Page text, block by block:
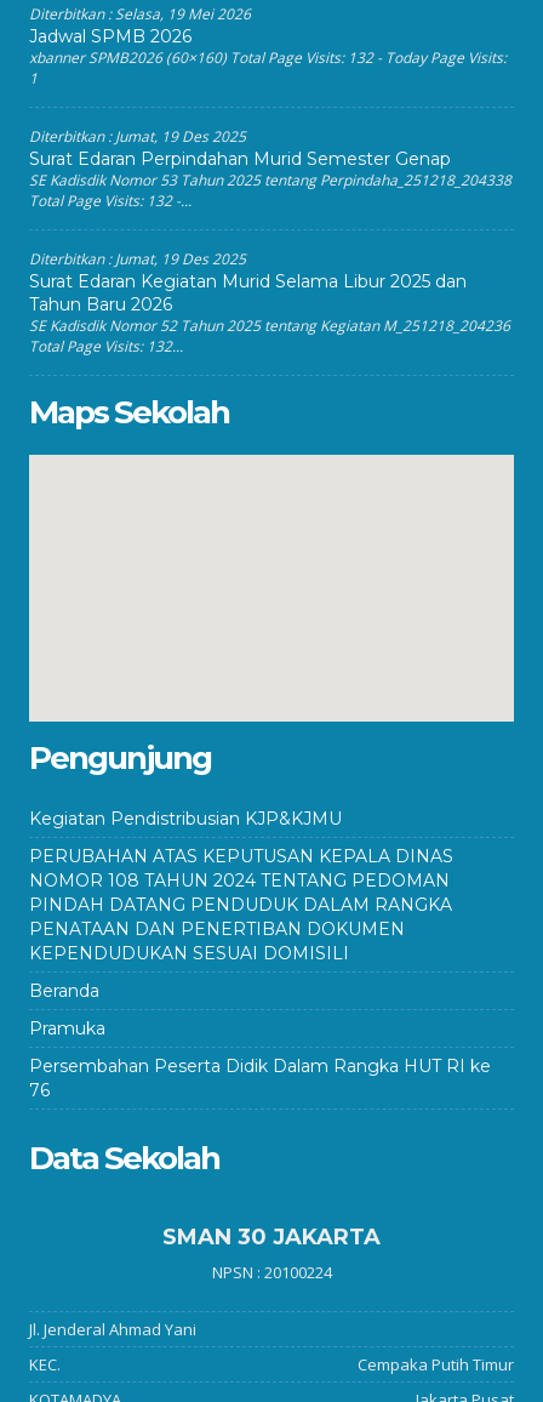
Diterbitkan :Selasa, 19 Mei 2026
Jadwal SPMB 2026
xbanner SPMB2026 (60×160) Total Page Visits: 132 - Today Page Visits:
1
Diterbitkan :Jumat, 19 Des 2025
Surat Edaran Perpindahan Murid Semester Genap
SE Kadisdik Nomor 53 Tahun 2025 tentang Perpindaha_251218_204338
Total Page Visits: 132 -...
Diterbitkan :Jumat, 19 Des 2025
Surat Edaran Kegiatan Murid Selama Libur 2025 dan
Tahun Baru 2026
SE Kadisdik Nomor 52 Tahun 2025 tentang Kegiatan M_251218_204236
Total Page Visits: 132...
Maps Sekolah
Pengunjung
Kegiatan Pendistribusian KJP&KJMU
PERUBAHAN ATAS KEPUTUSAN KEPALA DINAS
NOMOR 108 TAHUN 2024 TENTANG PEDOMAN
PINDAH DATANG PENDUDUK DALAM RANGKA
PENATAAN DAN PENERTIBAN DOKUMEN
KEPENDUDUKAN SESUAI DOMISILI
Beranda
Pramuka
Persembahan Peserta Didik Dalam Rangka HUT RI ke
76
Data Sekolah
SMAN 30 JAKARTA
NPSN : 20100224
Jl. Jenderal Ahmad Yani
KEC.
Cempaka Putih Timur